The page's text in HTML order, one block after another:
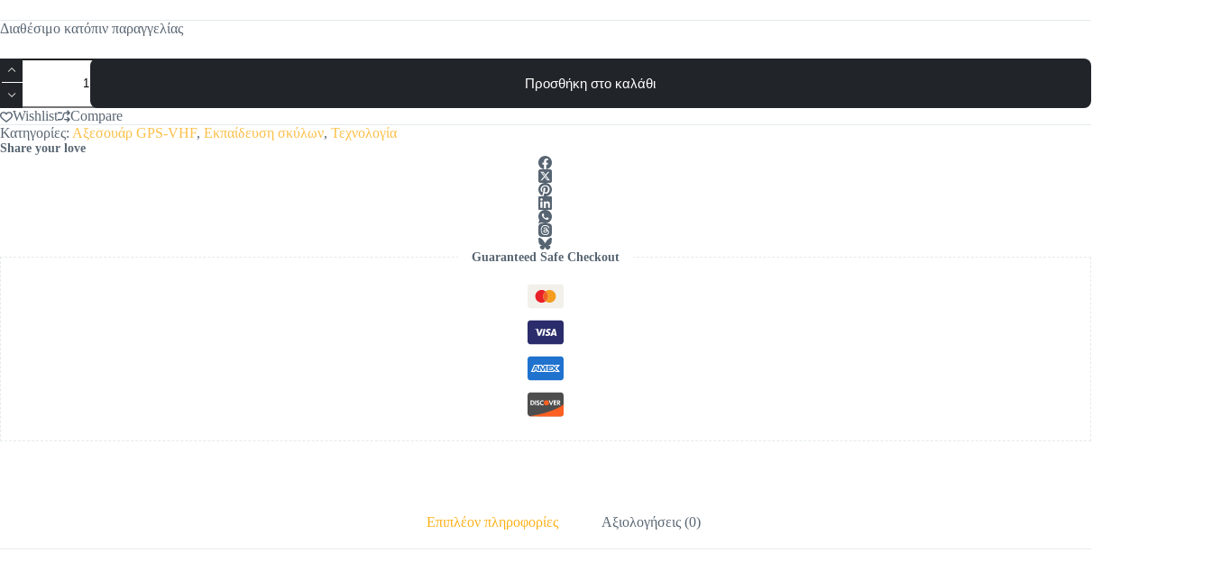
Διαθέσιμο κατόπιν παραγγελίας
Garmin
PRO
70
Συσκευή
Επαγγελματικό
εκπαιδευτικό
χειριστήριο
Προσθήκη στο καλάθι
Wishlist
Compare
Κατηγορίες: Αξεσουάρ GPS-VHF, Εκπαίδευση σκύλων, Τεχνολογία
Share your love
Guaranteed Safe Checkout
Επιπλέον πληροφορίες Αξιολογήσεις (0)